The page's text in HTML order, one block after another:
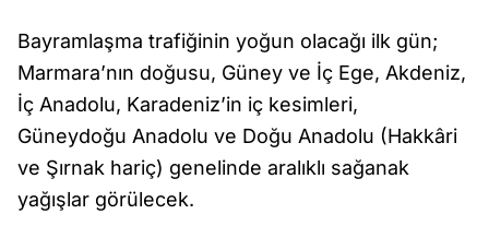
Bayramlaşma trafiğinin yoğun olacağı ilk gün;
Marmara’nın doğusu, Güney ve İç Ege, Akdeniz,
İç Anadolu, Karadeniz’in iç kesimleri,
Güneydoğu Anadolu ve Doğu Anadolu (Hakkâri
ve Şırnak hariç) genelinde aralıklı sağanak
yağışlar görülecek.